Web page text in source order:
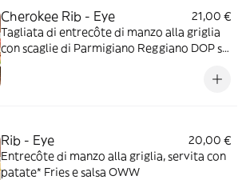
Cherokee Rib - Eye
21,00 €
Tagliata di entrecôte di manzo alla griglia
con scaglie di Parmigiano Reggiano DOP su
Rib - Eye
20,00 €
Entrecôte di manzo alla griglia, servita con
patate* Fries e salsa OWW